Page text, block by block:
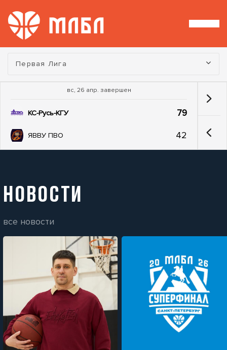
Турнир:
Первая Лига
вс, 26 апр. завершен
КС-Русь-КГУ 79
ЯВВУ ПВО 42
НОВОСТИ
все новости